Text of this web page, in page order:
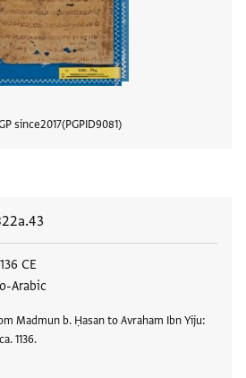
since2017 PGPID9081
CE
Arabic
Madmun b. Ḥasan to Avraham Ibn Yiju:
1136.